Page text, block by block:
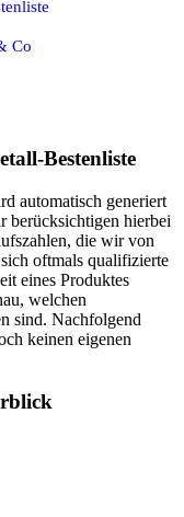
Co
Bestenliste
automatisch generiert
berücksichtigen hierbei
die wir von
oftmals qualifizierte
eines Produktes
welchen
sind. Nachfolgend
keinen eigenen